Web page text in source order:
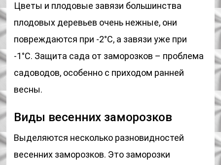
Цветы и плодовые завязи большинства
плодовых деревьев очень нежные, они
повреждаются при -2°C, а завязи уже при
-1°C. Защита сада от заморозков – проблема
садоводов, особенно с приходом ранней
весны.
Виды весенних заморозков
Выделяются несколько разновидностей
весенних заморозков. Это заморозки